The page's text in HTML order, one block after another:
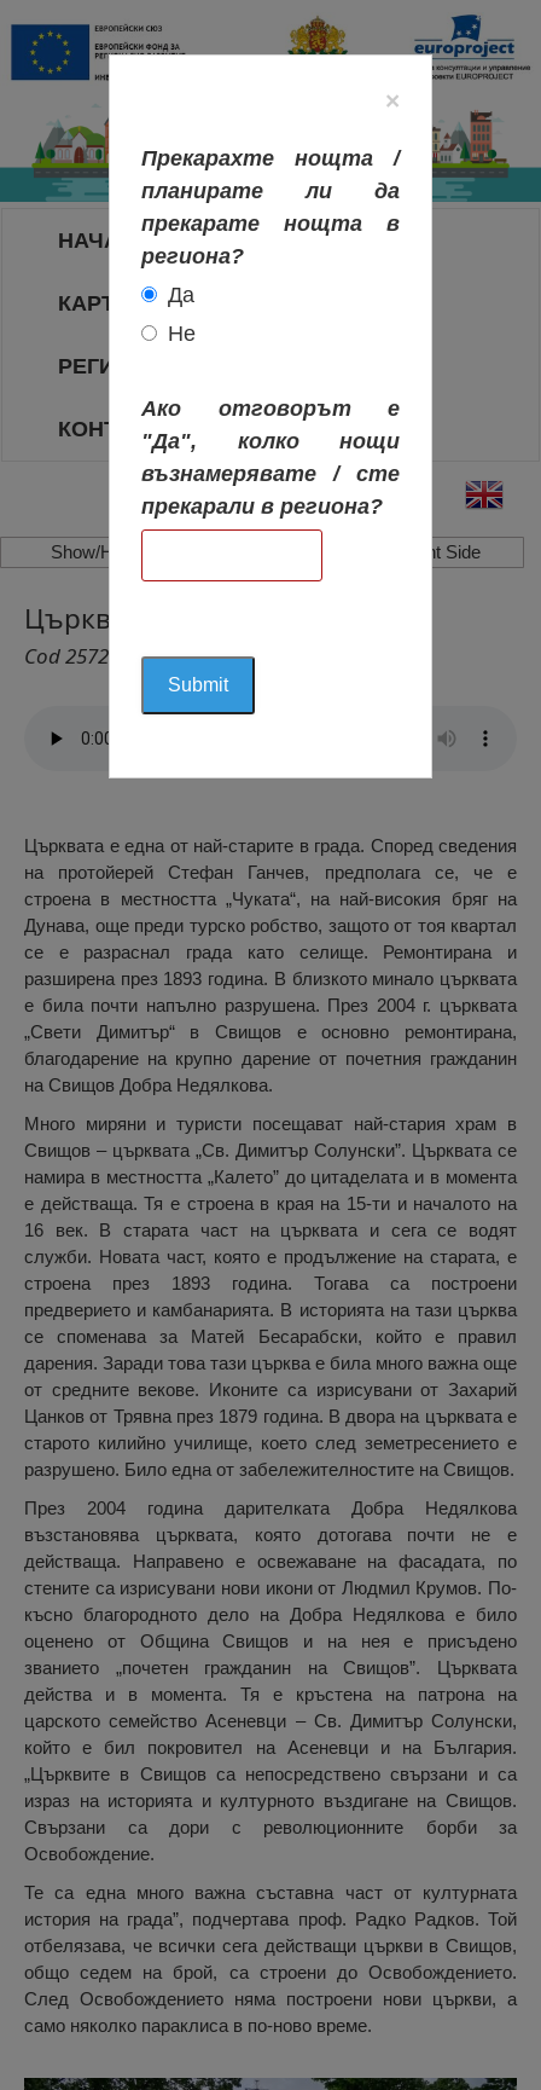
НАЧАЛО
КАРТА НА РЕГИОНИТЕ
РЕГИОНИ
КОНТАКТИ
Show/Hide Left Side Show/Hide Right Side
Църква Св. Димитър, Свищов
Cod 2572
Църквата е една от най-старите в града. Според сведения
на протойерей Стефан Ганчев, предполага се, че е
строена в местността „Чуката“, на най-високия бряг на
Дунава, още преди турско робство, защото от тоя квартал
се е разраснал града като селище. Ремонтирана и
разширена през 1893 година. В близкото минало църквата
е била почти напълно разрушена. През 2004 г. църквата
„Свети Димитър“ в Свищов е основно ремонтирана,
благодарение на крупно дарение от почетния гражданин
на Свищов Добра Недялкова.
Много миряни и туристи посещават най-стария храм в
Свищов – църквата „Св. Димитър Солунски”. Църквата се
намира в местността „Калето” до цитаделата и в момента
е действаща. Тя е строена в края на 15-ти и началото на
16 век. В старата част на църквата и сега се водят
служби. Новата част, която е продължение на старата, е
строена през 1893 година. Тогава са построени
предверието и камбанарията. В историята на тази църква
се споменава за Матей Бесарабски, който е правил
дарения. Заради това тази църква е била много важна още
от средните векове. Иконите са изрисувани от Захарий
Цанков от Трявна през 1879 година. В двора на църквата е
старото килийно училище, което след земетресението е
разрушено. Било една от забележителностите на Свищов.
През 2004 година дарителката Добра Недялкова
възстановява църквата, която дотогава почти не е
действаща. Направено е освежаване на фасадата, по
стените са изрисувани нови икони от Людмил Крумов. По-
късно благородното дело на Добра Недялкова е било
оценено от Община Свищов и на нея е присъдено
званието „почетен гражданин на Свищов”. Църквата
действа и в момента. Тя е кръстена на патрона на
царското семейство Асеневци – Св. Димитър Солунски,
който е бил покровител на Асеневци и на България.
„Църквите в Свищов са непосредствено свързани и са
израз на историята и културното въздигане на Свищов.
Свързани са дори с революционните борби за
Освобождение.
Те са една много важна съставна част от културната
история на града”, подчертава проф. Радко Радков. Той
отбелязава, че всички сега действащи църкви в Свищов,
общо седем на брой, са строени до Освобождението.
След Освобождението няма построени нови църкви, а
само няколко параклиса в по-ново време.
×
Прекарахте нощта /
планирате ли да
прекарате нощта в
региона?
Да
Не
Ако отговорът е
"Да", колко нощи
възнамерявате / сте
прекарали в региона?